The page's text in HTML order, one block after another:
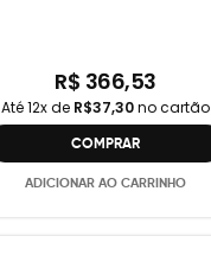
R$ 366,53
Até 12x de R$37,30no cartão
COMPRAR
ADICIONAR AO CARRINHO